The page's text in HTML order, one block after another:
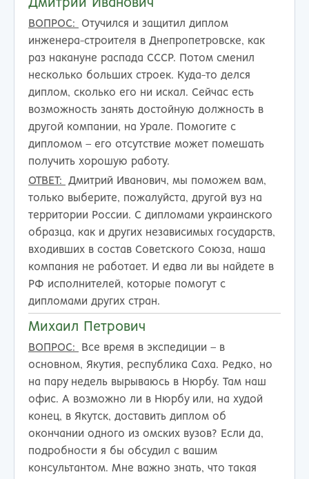
Дмитрий Иванович
ВОПРОС:
Отучился и защитил диплом
инженера-строителя в Днепропетровске, как
раз накануне распада СССР. Потом сменил
несколько больших строек. Куда-то делся
диплом, сколько его ни искал. Сейчас есть
возможность занять достойную должность в
другой компании, на Урале. Помогите с
дипломом – его отсутствие может помешать
получить хорошую работу.
ОТВЕТ:
Дмитрий Иванович, мы поможем вам,
только выберите, пожалуйста, другой вуз на
территории России. С дипломами украинского
образца, как и других независимых государств,
входивших в состав Советского Союза, наша
компания не работает. И едва ли вы найдете в
РФ исполнителей, которые помогут с
дипломами других стран.
Михаил Петрович
ВОПРОС:
Все время в экспедиции – в
основном, Якутия, республика Саха. Редко, но
на пару недель вырываюсь в Нюрбу. Там наш
офис. А возможно ли в Нюрбу или, на худой
конец, в Якутск, доставить диплом об
окончании одного из омских вузов? Если да,
подробности я бы обсудил с вашим
консультантом. Мне важно знать, что такая